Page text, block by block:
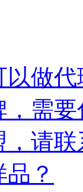
做
需
请
？